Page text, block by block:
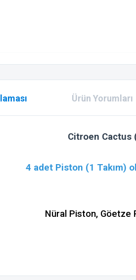
Ürün Yorumları
Citroen Cactus
4 adet Piston (1 Takım)
Nüral Piston, Göetze